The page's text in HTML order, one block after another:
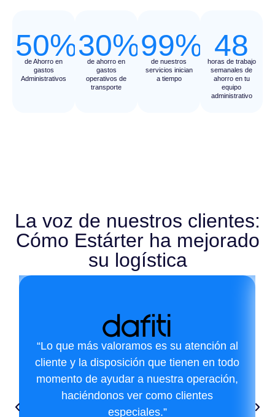
50%
de Ahorro en
gastos
Administrativos
30%
de ahorro en
gastos
operativos de
transporte
99%
de nuestros
servicios inician
a tiempo
48
horas de trabajo
semanales de
ahorro en tu
equipo
administrativo
La voz de nuestros clientes:
Cómo Estárter ha mejorado
su logística
“Lo que más valoramos es su atención al
cliente y la disposición que tienen en todo
momento de ayudar a nuestra operación,
haciéndonos ver como clientes
especiales.”